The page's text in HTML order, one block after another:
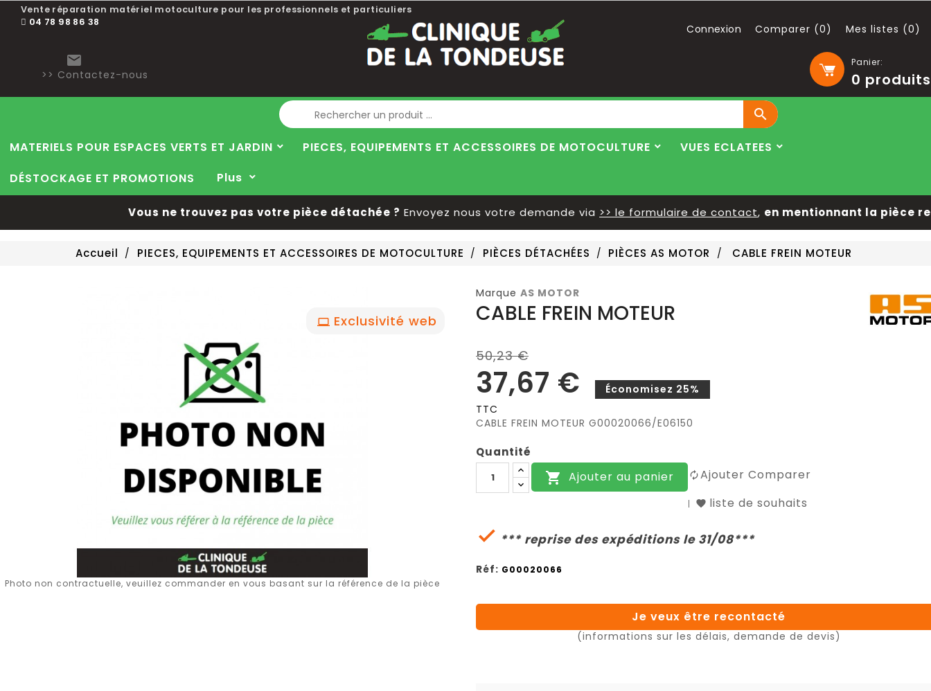
Vente réparation matériel motoculture pour les professionnels et particuliers
04 78 98 86 38
Panier:
0 produits

>> Contactez-nous
Connexion Comparer (0) Mes listes (0)
Blog

MATERIELS POUR ESPACES VERTS ET JARDIN PIECES, EQUIPEMENTS ET ACCESSOIRES DE MOTOCULTURE
VUES ECLATEES
DÉSTOCKAGE ET PROMOTIONS
Plus
Vous ne trouvez pas votre pièce détachée ?Envoyez nous votre demande via>> le formulaire de contact,en mentionnant la pièce
Accueil PIECES, EQUIPEMENTS ET ACCESSOIRES DE MOTOCULTURE PIÈCES DÉTACHÉES PIÈCES AS MOTOR CABLE FREIN MOTEUR
Exclusivité web
Photo non contractuelle, veuillez commander en vous basant sur la référence de la pièce
Marque AS MOTOR
CABLE FREIN MOTEUR
50,23 €
37,67 €
Économisez 25%
TTC
CABLE FREIN MOTEUR G00020066/E06150
Quantité
 Ajouter au panier
Ajouter Comparer
liste de souhaits
 *** reprise des expéditions le 31/08***
Réf: G00020066
Je veux être recontacté
(informations sur les délais, demande de devis)